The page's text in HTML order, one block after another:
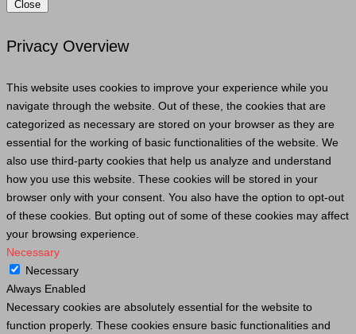
Close
Privacy Overview
This website uses cookies to improve your experience while you
navigate through the website. Out of these, the cookies that are
categorized as necessary are stored on your browser as they are
essential for the working of basic functionalities of the website. We
also use third-party cookies that help us analyze and understand
how you use this website. These cookies will be stored in your
browser only with your consent. You also have the option to opt-out
of these cookies. But opting out of some of these cookies may affect
your browsing experience.
Necessary
Necessary
Always Enabled
Necessary cookies are absolutely essential for the website to
function properly. These cookies ensure basic functionalities and